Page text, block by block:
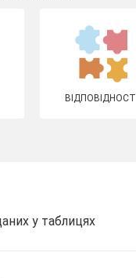
ВІДПОВІДНОСТІ
у таблицях